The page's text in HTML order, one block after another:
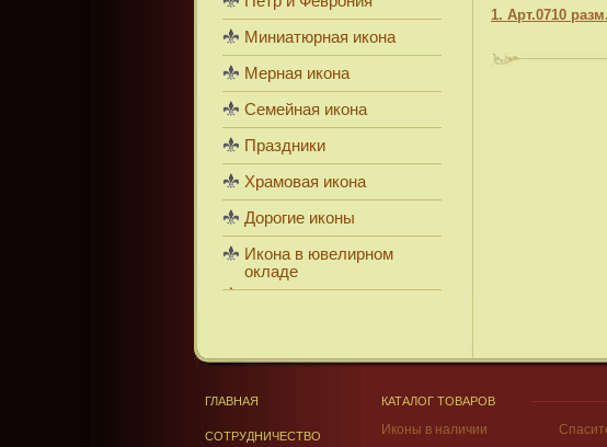
1. Арт.0710
Миниатюрная икона
Мерная икона
Семейная икона
Праздники
Храмовая икона
Дорогие иконы
Икона в ювелирном
окладе
ГЛАВНАЯ
СОТРУДНИЧЕСТВО
КАТАЛОГ ТОВАРОВ
Иконы в наличии